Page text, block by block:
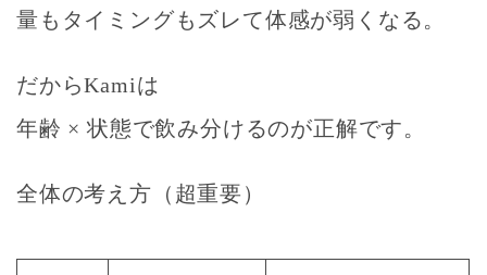
量もタイミングもズレて体感が弱くなる。
だからKamiは
年齢 × 状態で飲み分けるのが正解です。
全体の考え方（超重要）